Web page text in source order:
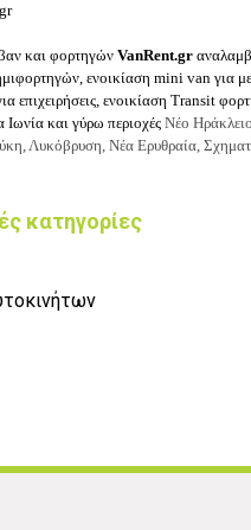
και φορτηγών VanRent.gr
ενοικίαση mini van για
επιχειρήσεις, ενοικίαση Transit
και γύρω περιοχές Νέο
Λυκόβρυση, Νέα Ερυθραία,
κατηγορίες